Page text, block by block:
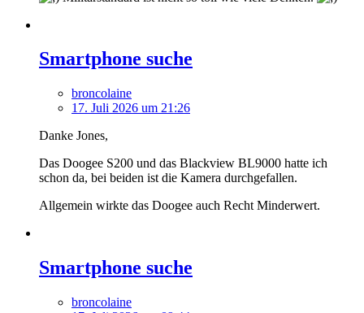
Smartphone suche
broncolaine
17. Juli 2026 um 21:26
Danke Jones,
Das Doogee S200 und das Blackview BL9000 hatte ich
schon da, bei beiden ist die Kamera durchgefallen.
Allgemein wirkte das Doogee auch Recht Minderwert.
Smartphone suche
broncolaine